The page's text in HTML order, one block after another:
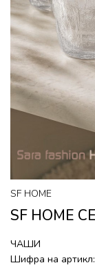
SF HOME
SF HOME
ЧАШИ
Шифра на артикл: